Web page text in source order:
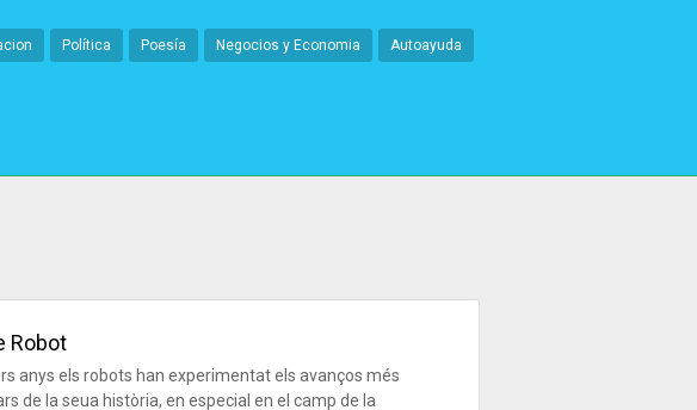
Política Poesía Negocios y Economia Autoayuda
Robot
anys els robots han experimentat els avanços més
de la seua història, en especial en el camp de la